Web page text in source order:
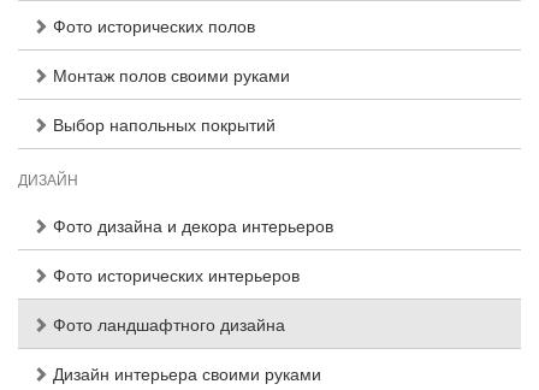
Фото исторических полов
Монтаж полов своими руками
Выбор напольных покрытий
ДИЗАЙН
Фото дизайна и декора интерьеров
Фото исторических интерьеров
Фото ландшафтного дизайна
Дизайн интерьера своими руками